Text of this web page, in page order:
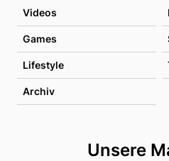
Videos
Games
Lifestyle
Archiv
Unsere